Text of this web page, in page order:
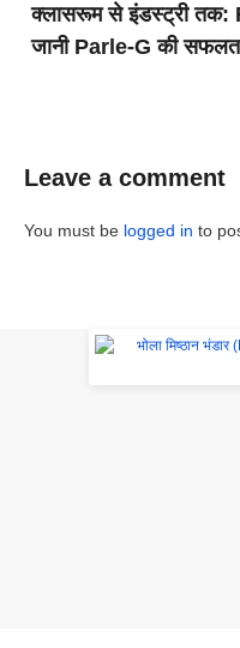
क्लासरूम से इंडस्ट्री तक:
जानी Parle-G की
Leave a comment
You must be logged in to